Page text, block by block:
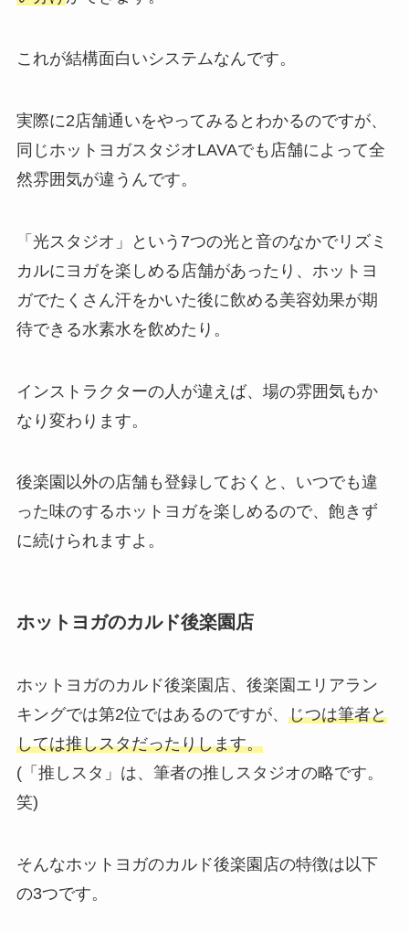
これが結構面白いシステムなんです。
実際に2店舗通いをやってみるとわかるのですが、
同じホットヨガスタジオLAVAでも店舗によって全
然雰囲気が違うんです。
「光スタジオ」
という7つの光と音のなかでリズミ
カルにヨガを楽しめる店舗があったり、ホットヨ
ガでたくさん汗をかいた後に飲める美容効果が期
待できる水素水を飲めたり。
インストラクターの人が違えば、場の雰囲気もか
なり変わります。
後楽園以外の店舗も登録しておくと、いつでも違
った味のするホットヨガを楽しめるので、飽きず
に続けられますよ。
ホットヨガのカルド後楽園店
ホットヨガのカルド後楽園店、後楽園エリアラン
キングでは第2位ではあるのですが、 じつは筆者と
しては推しスタだったりします。
(「推しスタ」は、筆者の推しスタジオの略です。
笑)
そんなホットヨガのカルド後楽園店の特徴は以下
の3つです。